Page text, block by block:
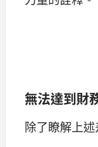
無法達到財
除了瞭解上